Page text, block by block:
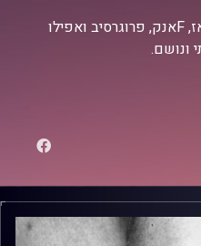
ג'אם, רוק, בלוז, bluegrass, ג'אז, Fאנק, פרוגרסיב ואפילו
ונושם.